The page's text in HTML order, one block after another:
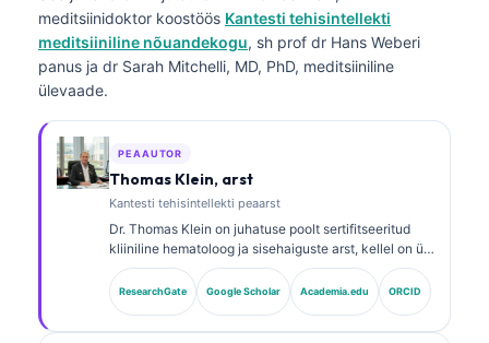
meditsiinidoktor koostöös Kantesti tehisintellekti
meditsiiniline nõuandekogu, sh prof dr Hans Weberi
panus ja dr Sarah Mitchelli, MD, PhD, meditsiiniline
ülevaade.
PEAAUTOR
Thomas Klein, arst
Kantesti tehisintellekti peaarst
Dr. Thomas Klein on juhatuse poolt sertifitseeritud
kliiniline hematoloog ja sisehaiguste arst, kellel on üle
15 aasta kogemust laborimeditsiini ja tehisintellekti
abiga kliinilise analüüsi vallas. Kantesti AI
meditsiinijuhina tagab ta omandis oleva närvivõrgu
ResearchGate Google Scholar Academia.edu ORCID